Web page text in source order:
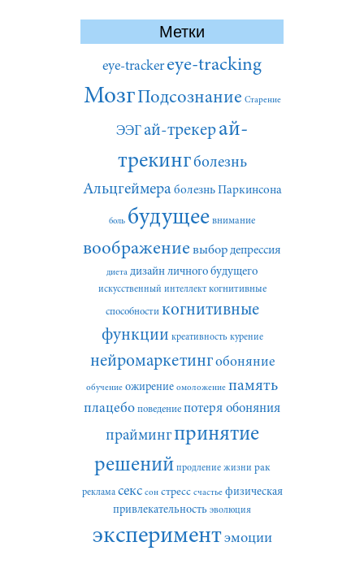
Метки
eye-tracker eye-tracking
МозгПодсознание Старение
ЭЭГай-трекерай-
трекингболезнь
Альцгеймера болезнь Паркинсона
боль будущее внимание
воображение выбор депрессия
диета дизайн личного будущего
искусственный интеллект когнитивные
способности когнитивные
функции креативность курение
нейромаркетингобоняние
обучение ожирение омоложение память
плацебо поведение потеря обоняния
праймингпринятие
решений продление жизни рак
реклама секс сон стресс счастье физическая
привлекательность эволюция
экспериментэмоции